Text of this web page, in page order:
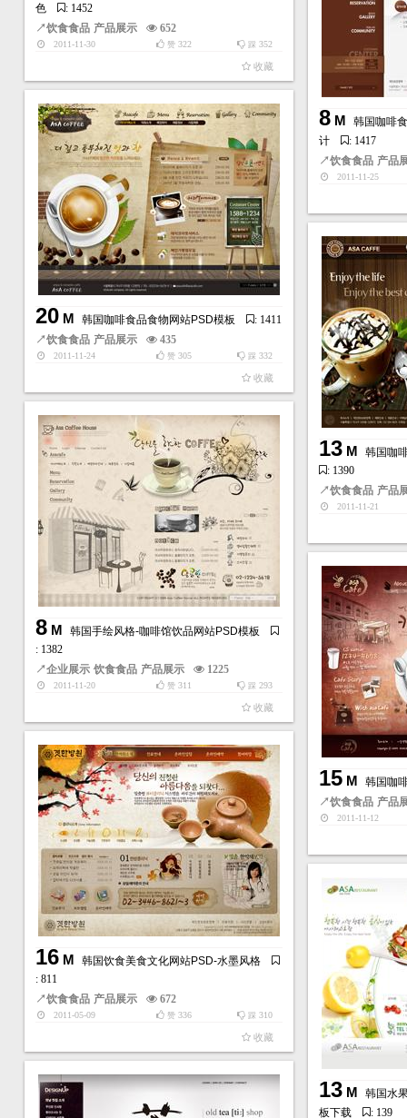
色
: 1452
↗饮食食品 产品展示 652
2011-11-30 踩 352
赞322
收藏
8M
韩国咖啡
计
: 1417
↗饮食食品 产品
2011-11-25
20M 韩国咖啡食品食物网站PSD模板
: 1411
↗饮食食品 产品展示 435
2011-11-24 踩 332
赞305
收藏
13M
韩国咖
: 1390
↗饮食食品 产品
2011-11-21
8M
韩国手绘风格-咖啡馆饮品网站PSD模板
: 1382
↗企业展示 饮食食品 产品展示 1225
2011-11-20 踩 293
赞311
收藏
15M
韩国咖
↗饮食食品 产品
2011-11-12
16M
韩国饮食美食文化网站PSD-水墨风格
: 811
↗饮食食品 产品展示 672
2011-05-09 踩 310
赞336
收藏
13M
韩国水
板下载
: 139